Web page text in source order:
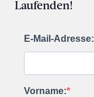
Laufenden!
E-Mail-Adresse:
Vorname: